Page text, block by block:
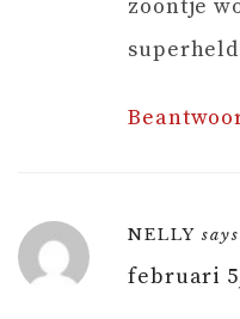
zoontje
NELLY
februari